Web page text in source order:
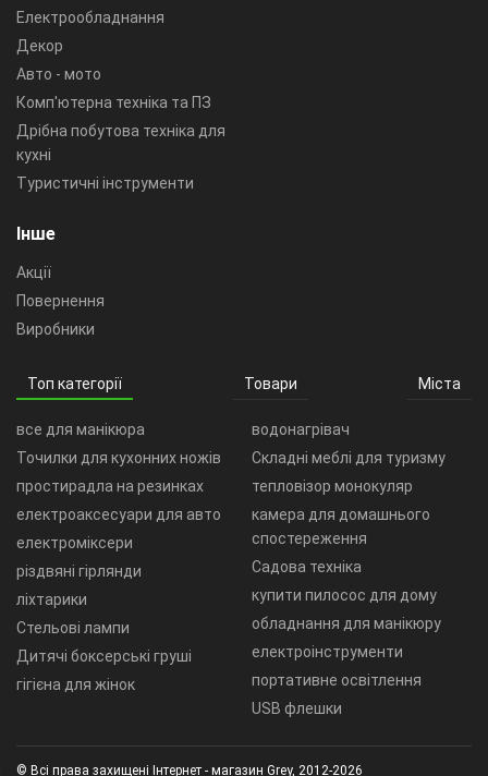
Електрообладнання
Декор
Авто - мото
Комп'ютерна техніка та ПЗ
Дрібна побутова техніка для
кухні
Туристичні інструменти
Інше
Акції
Повернення
Виробники
Топ категорії Товари Міста
все для манікюра
Точилки для кухонних ножів
простирадла на резинках
електроаксесуари для авто
електроміксери
різдвяні гірлянди
ліхтарики
Стельові лампи
Дитячі боксерські груші
гігієна для жінок
водонагрівач
Складні меблі для туризму
тепловізор монокуляр
камера для домашнього
спостереження
Садова техніка
купити пилосос для дому
обладнання для манікюру
електроінструменти
портативне освітлення
USB флешки
© Всі права захищені Інтернет - магазин Grey, 2012-2026